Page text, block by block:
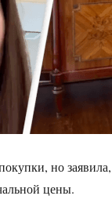
но
цены.